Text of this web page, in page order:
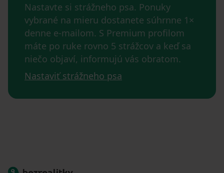
Nastavte si strážneho psa. Ponuky
vybrané na mieru dostanete súhrnne 1×
denne e-mailom. S Premium profilom
máte po ruke rovno 5 strážcov a keď sa
niečo objaví, informujú vás obratom.
Nastaviť strážneho psa